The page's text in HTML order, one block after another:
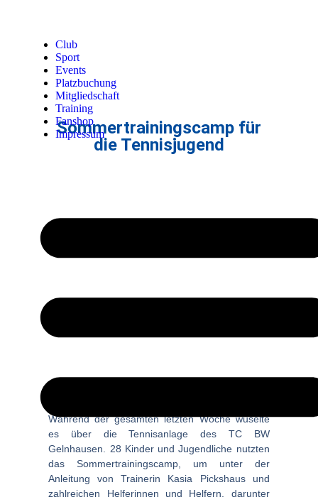
Club
Sport
Events
Platzbuchung
Mitgliedschaft
Training
Fanshop
Impressum
Sommertrainingscamp für
die Tennisjugend
Während der gesamten letzten Woche wuselte
es über die Tennisanlage des TC BW
Gelnhausen. 28 Kinder und Jugendliche nutzten
das Sommertrainingscamp, um unter der
Anleitung von Trainerin Kasia Pickshaus und
zahlreichen Helferinnen und Helfern, darunter